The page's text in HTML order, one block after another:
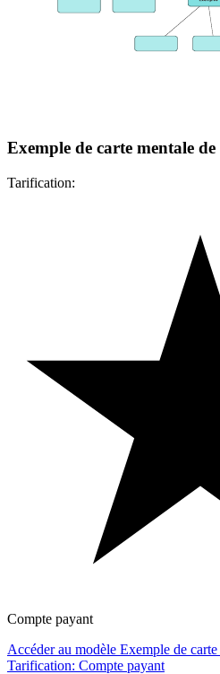
Exemple de carte mentale
Tarification:
Compte payant
Accéder au modèle Exemple de
Tarification: Compte payant